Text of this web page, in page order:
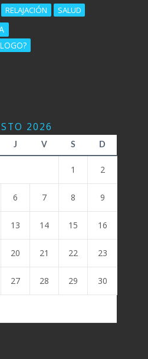
RELAJACIÓN SALUD
2026
J V S D
1 2
6 7 8 9
13 14 15 16
20 21 22 23
27 28 29 30